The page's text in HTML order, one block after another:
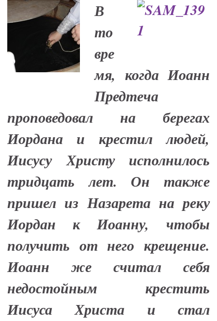
В
то
вре
мя, когда Иоанн
Предтеча
проповедовал на берегах
Иордана и крестил людей,
Иисусу Христу исполнилось
тридцать лет. Он также
пришел из Назарета на реку
Иордан к Иоанну, чтобы
получить от него крещение.
Иоанн же считал себя
недостойным крестить
Иисуса Христа и стал